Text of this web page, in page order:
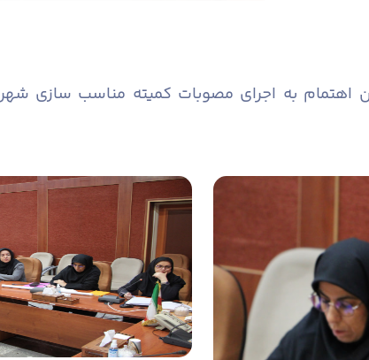
به اجرای مصوبات کمیته مناسب سازی